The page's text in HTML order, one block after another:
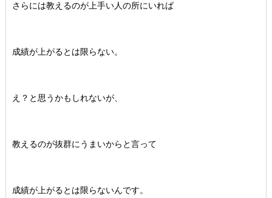
さらには教えるのが上手い人の所にいれば
成績が上がるとは限らない。
え？と思うかもしれないが、
教えるのが抜群にうまいからと言って
成績が上がるとは限らないんです。